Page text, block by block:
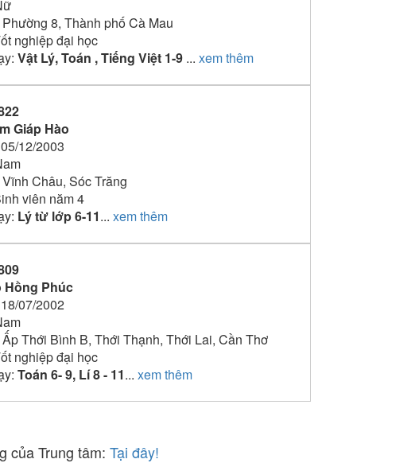
Phường 8, Thành phố Cà Mau
nghiệp đại học
Vật Lý, Toán , Tiếng Việt 1-9 ...xem thêm
Giáp Hào
05/12/2003
Vĩnh Châu, Sóc Trăng
viên năm 4
Lý từ lớp 6-11...xem thêm
Hồng Phúc
18/07/2002
Ấp Thới Bình B, Thới Thạnh, Thới Lai, Cần Thơ
nghiệp đại học
Toán 6- 9, Lí 8 - 11...xem thêm
của Trung tâm:Tại đây!